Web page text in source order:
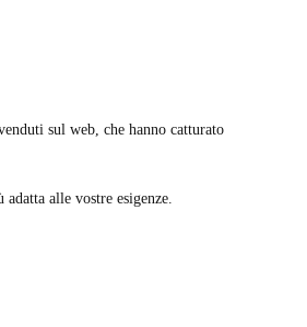
sul web, che hanno catturato
alle vostre esigenze.